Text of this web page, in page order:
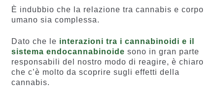
È indubbio che la relazione tra cannabis e corpo
umano sia complessa.
Dato che le interazioni tra i cannabinoidi e il
sistema endocannabinoide sono in gran parte
responsabili del nostro modo di reagire, è chiaro
che c’è molto da scoprire sugli effetti della
cannabis.